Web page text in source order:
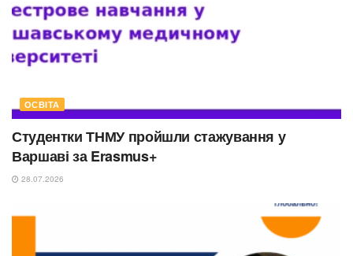
ОСВІТА
Студентки ТНМУ пройшли стажування у
Варшаві за Erasmus+
28.07.2026